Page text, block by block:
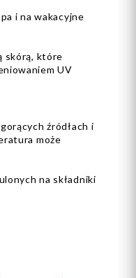
i na wakacyjne
skórą, które
UV
źródłach i
może
na składniki